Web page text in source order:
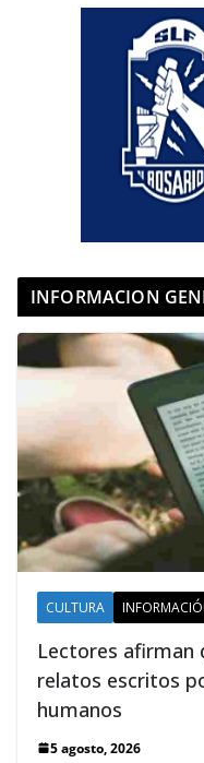
INFORMACION
CULTURA
Lectores afirman
relatos escritos
humanos
5 agosto, 2026